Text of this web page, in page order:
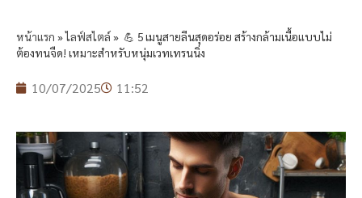
หน้าแรก »ไลฟ์สไตล์» 💪 5 เมนูสายลีนสุดอร่อย สร้างกล้ามเนื้อแบบไม่
ต้องทนจืด! เหมาะสำหรับหนุ่มเวทเทรนนิ่ง
10/07/2025 11:52